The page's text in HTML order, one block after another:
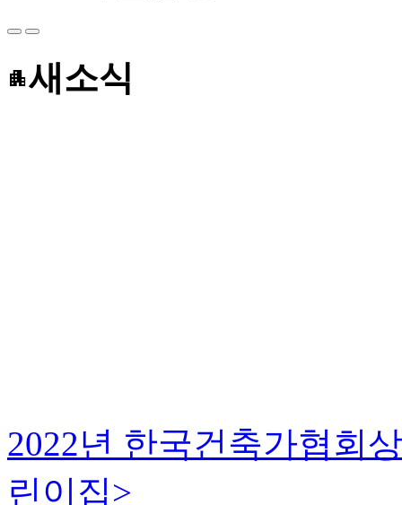
apartment새소식
2022년 한국건축가협회
린이집>